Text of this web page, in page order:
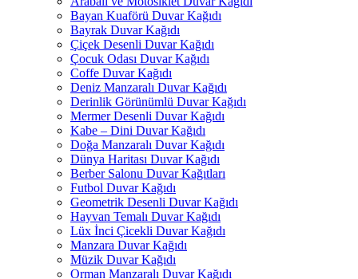
Bayan Kuaförü Duvar Kağıdı
Bayrak Duvar Kağıdı
Çiçek Desenli Duvar Kağıdı
Çocuk Odası Duvar Kağıdı
Coffe Duvar Kağıdı
Deniz Manzaralı Duvar Kağıdı
Derinlik Görünümlü Duvar Kağıdı
Mermer Desenli Duvar Kağıdı
Kabe – Dini Duvar Kağıdı
Doğa Manzaralı Duvar Kağıdı
Dünya Haritası Duvar Kağıdı
Berber Salonu Duvar Kağıtları
Futbol Duvar Kağıdı
Geometrik Desenli Duvar Kağıdı
Hayvan Temalı Duvar Kağıdı
Lüx İnci Çicekli Duvar Kağıdı
Manzara Duvar Kağıdı
Müzik Duvar Kağıdı
Orman Manzaralı Duvar Kağıdı